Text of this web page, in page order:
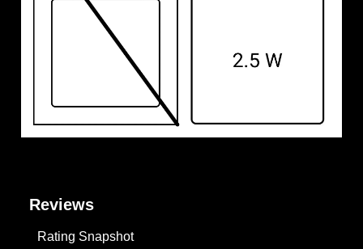
Reviews
Rating Snapshot